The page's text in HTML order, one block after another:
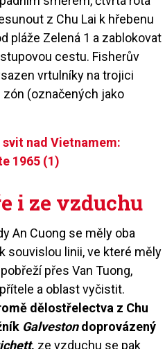
z Chu Lai k hřebenu
pláže Zelená 1 a zablokovat
cestu. Fisherův
vrtulníky na trojici
(označených jako
svit nad Vietnamem:
1965 (1)
i ze vzduchu
An Cuong se měly oba
souvislou linii, ve které měly
přes Van Tuong,
a oblast vyčistit.
dělostřelectva z Chu
Galvestondoprovázený
, ze vzduchu se pak